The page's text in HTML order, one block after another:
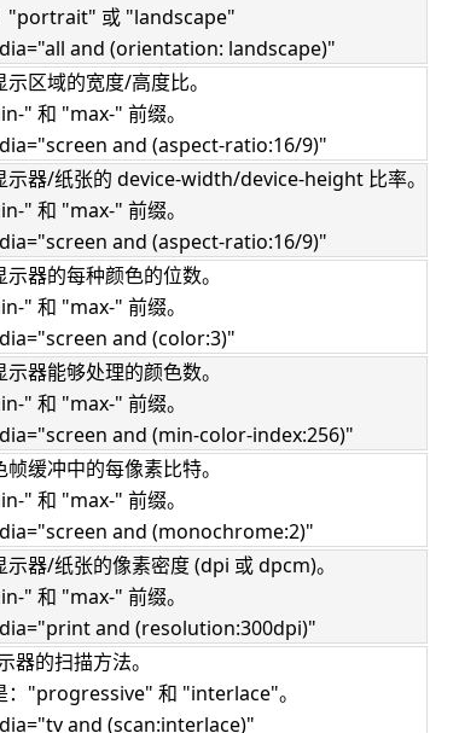
"portrait" 或 "landscape"
and (orientation: landscape)"
区域的宽度/高度比。
" 和 "max-" 前缀。
and (aspect-ratio:16/9)"
示器/纸张的 device-width/device-height 比率。
" 和 "max-" 前缀。
and (aspect-ratio:16/9)"
器的每种颜色的位数。
" 和 "max-" 前缀。
and (color:3)"
器能够处理的颜色数。
" 和 "max-" 前缀。
and (min-color-index:256)"
缓冲中的每像素比特。
" 和 "max-" 前缀。
and (monochrome:2)"
示器/纸张的像素密度 (dpi 或 dpcm)。
" 和 "max-" 前缀。
and (resolution:300dpi)"
器的扫描方法。
："progressive" 和 "interlace"。
and (scan:interlace)"